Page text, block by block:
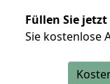
Füllen Sie
Sie kostenlose